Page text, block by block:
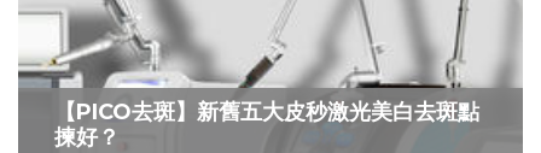
【PICO去斑】新舊五大皮秒激光美白去斑點
揀好？